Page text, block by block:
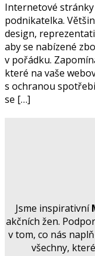
Internetové stránky
podnikatelka.
design,
aby se nabízené
v pořádku.
které na vaše
s ochranou
se […]
Jsme inspirativní
akčních žen.
v tom, co nás
všechny,